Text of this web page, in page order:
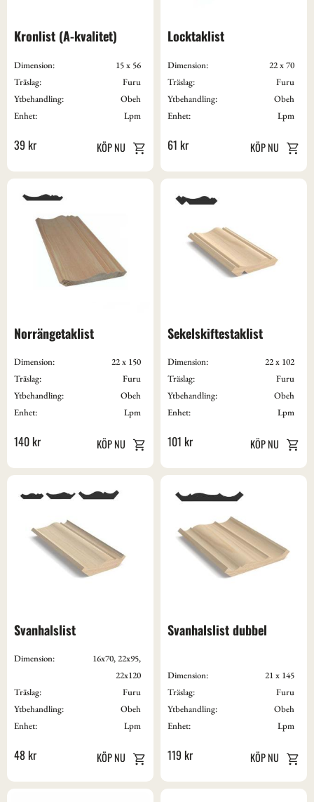
Kronlist (A-kvalitet)
39kr
Dimension:
15 x 56
Träslag:
Furu
Ytbehandling:
Obeh
Enhet:
Lpm
Locktaklist
61 kr
Dimension:
22 x 70
Träslag:
Furu
Ytbehandling:
Obeh
Enhet:
Lpm
Norrängetaklist
140kr
Dimension:
22 x 150
Träslag:
Furu
Ytbehandling:
Obeh
Enhet:
Lpm
Sekelskiftestaklist
101 kr
Dimension:
22 x 102
Träslag:
Furu
Ytbehandling:
Obeh
Enhet:
Lpm
Svanhalslist
48kr
Dimension:
16x70, 22x95,
22x120
Träslag:
Furu
Ytbehandling:
Obeh
Enhet:
Lpm
Svanhalslist dubbel
119kr
Dimension:
21 x 145
Träslag:
Furu
Ytbehandling:
Obeh
Enhet:
Lpm